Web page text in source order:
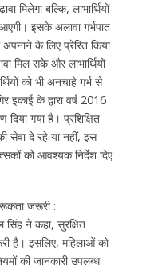
मिलेगा बल्कि, लाभार्थियों
इसके अलावा गर्भपात
के लिए प्रेरित किया
मिल सके और लाभार्थियों
को भी अनचाहे गर्भ से
इकाई के द्वारा वर्ष 2016
गया है। प्रशिक्षित
सेवा दे रहे या नहीं, इस
को आवश्यक निर्देश दिए
जरूरी :
ने कहा, सुरक्षित
है। इसलिए, महिलाओं को
की जानकारी उपलब्ध